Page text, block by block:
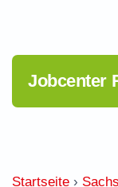
Jobcenter
Startseite ›